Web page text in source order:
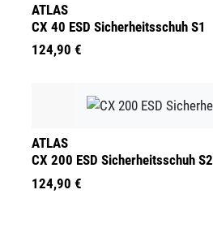
ATLAS
CX 40 ESD Sicherheitsschuh S1
124,90 €
ATLAS
CX 200 ESD Sicherheitsschuh S2
124,90 €